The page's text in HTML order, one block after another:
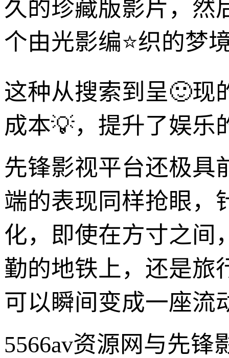
久的珍藏版影片，然
个由光影编⭐织的梦
这种从搜索到呈🙂现
成本💡，提升了娱乐
先锋影视平台还极具
端的表现同样抢眼，
化，即使在方寸之间
勤的地铁上，还是旅
可以瞬间变成一座流
5566av资源网与先